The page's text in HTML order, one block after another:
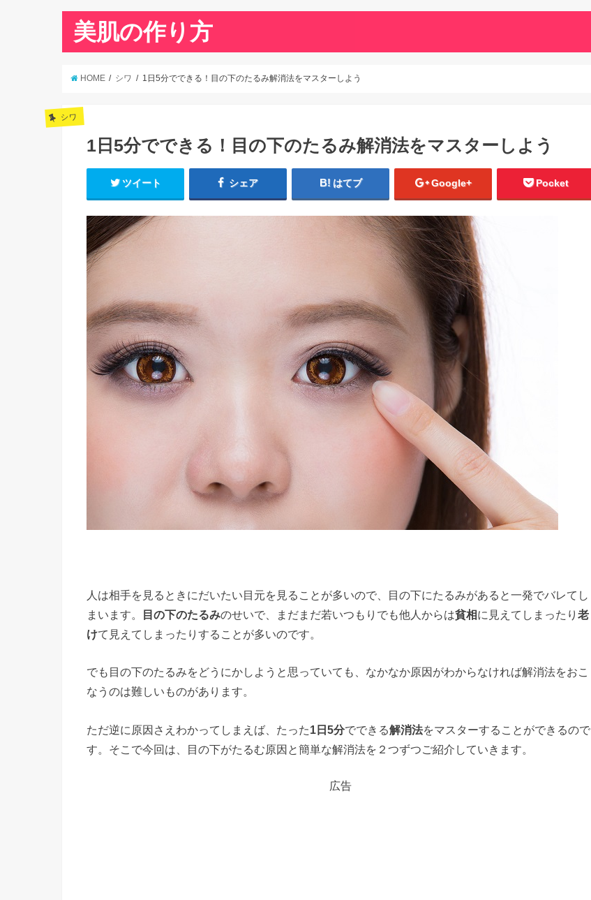
美肌の作り方
HOME シワ 1日5分でできる！目の下のたるみ解消法をマスターしよう
シワ
1日5分でできる！目の下のたるみ解消法をマスターしよう
ツイート シェア はてブ Google+ Pocket
人は相手を見るときにだいたい目元を見ることが多いので、目の下にたるみがあると一発でバレてし
まいます。
目の下のたるみのせいで、まだまだ若いつもりでも他人からは貧相に見えてしまったり 老
けて見えてしまったりすることが多いのです。
でも目の下のたるみをどうにかしようと思っていても、なかなか原因がわからなければ解消法をおこ
なうのは難しいものがあります。
ただ逆に原因さえわかってしまえば、たった1日5分でできる解消法をマスターすることができるので
す。そこで今回は、目の下がたるむ原因と簡単な解消法を２つずつご紹介していきます。
広告